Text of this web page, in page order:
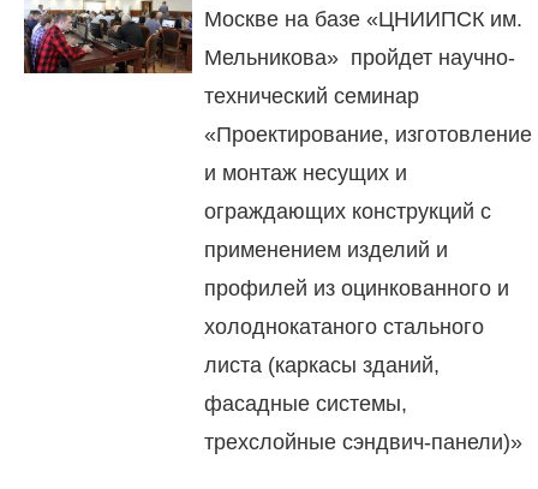
Москве на базе «ЦНИИПСК им.
Мельникова» пройдет научно-
технический семинар
«Проектирование, изготовление
и монтаж несущих и
ограждающих конструкций с
применением изделий и
профилей из оцинкованного и
холоднокатаного стального
листа (каркасы зданий,
фасадные системы,
трехслойные сэндвич-панели)»